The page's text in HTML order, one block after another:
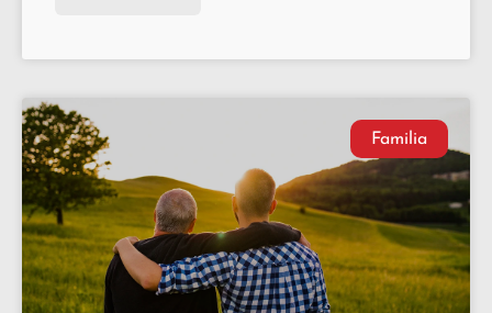
Familia